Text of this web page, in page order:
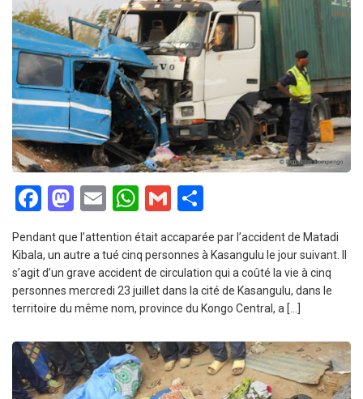
Facebook
Mastodon
EmailWhatsApp
Gmail
Pendant que l’attention était accaparée par l’accident de Matadi
Kibala, un autre a tué cinq personnes à Kasangulu le jour suivant. Il
s’agit d’un grave accident de circulation qui a coûté la vie à cinq
personnes mercredi 23 juillet dans la cité de Kasangulu, dans le
territoire du même nom, province du Kongo Central, a […]